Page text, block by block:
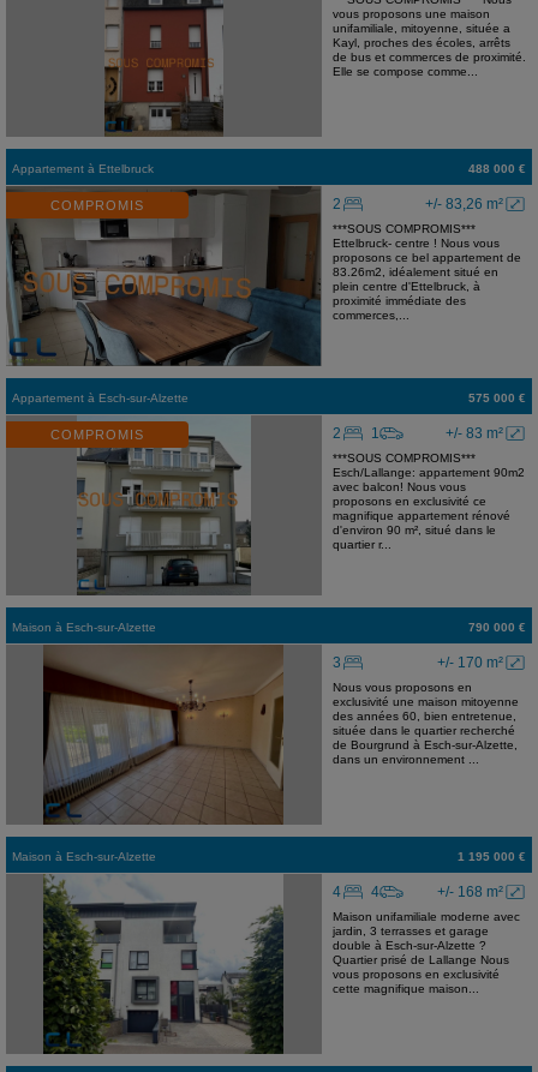
vous proposons une maison
unifamiliale, mitoyenne, située a
Kayl, proches des écoles, arrêts
de bus et commerces de proximité.
Elle se compose comme...
Appartement à Ettelbruck 488 000 €
COMPROMIS +/- 83,26 m²
2
***SOUS COMPROMIS***
Ettelbruck- centre ! Nous vous
proposons ce bel appartement de
83.26m2, idéalement situé en
plein centre d'Ettelbruck, à
proximité immédiate des
commerces,...
Appartement à Esch-sur-Alzette 575 000 €
COMPROMIS +/- 83 m²
2 1
***SOUS COMPROMIS***
Esch/Lallange: appartement 90m2
avec balcon! Nous vous
proposons en exclusivité ce
magnifique appartement rénové
d'environ 90 m², situé dans le
quartier r...
Maison à Esch-sur-Alzette 790 000 €
+/- 170 m²
3
Nous vous proposons en
exclusivité une maison mitoyenne
des années 60, bien entretenue,
située dans le quartier recherché
de Bourgrund à Esch-sur-Alzette,
dans un environnement ...
Maison à Esch-sur-Alzette 1 195 000 €
+/- 168 m²
4 4
Maison unifamiliale moderne avec
jardin, 3 terrasses et garage
double à Esch-sur-Alzette ?
Quartier prisé de Lallange Nous
vous proposons en exclusivité
cette magnifique maison...